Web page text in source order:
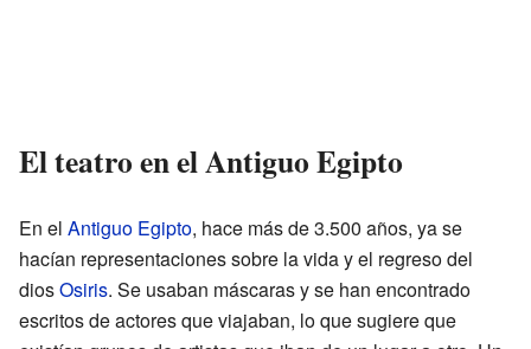
El teatro en el Antiguo Egipto
En el Antiguo Egipto, hace más de 3.500 años, ya se
hacían representaciones sobre la vida y el regreso del
diosOsiris. Se usaban máscaras y se han encontrado
escritos de actores que viajaban, lo que sugiere que